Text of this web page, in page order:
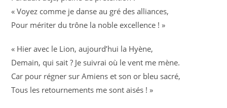
« Voyez comme je danse au gré des alliances,
Pour mériter du trône la noble excellence ! »
« Hier avec le Lion, aujourd’hui la Hyène,
Demain, qui sait ? Je suivrai où le vent me mène.
Car pour régner sur Amiens et son or bleu sacré,
Tous les retournements me sont aisés ! »